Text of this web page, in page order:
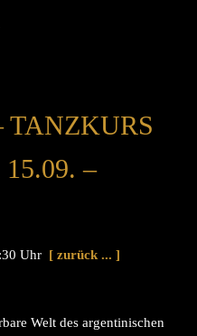
TANZKURS
–
Uhr [ zurück ... ]
Welt des argentinischen